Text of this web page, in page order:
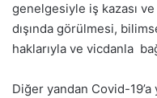
genelgesiyle iş kazası ve
dışında görülmesi,
haklarıyla ve vicdanla
Diğer yandan Covid-19’a